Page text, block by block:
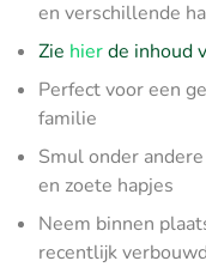
en verschillende
Zie hierde inhoud
Perfect voor een
familie
Smul onder
en zoete hapjes
Neem binnen
recentlijk